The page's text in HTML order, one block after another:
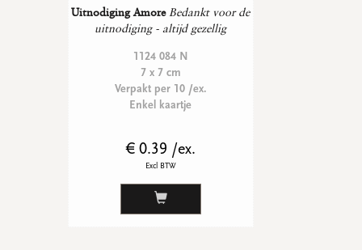
Uitnodiging Amore Bedankt voor de
uitnodiging - altijd gezellig
1124 084 N
7 x 7 cm
Verpakt per 10 /ex.
Enkel kaartje
€ 0.39 /ex.
Excl BTW